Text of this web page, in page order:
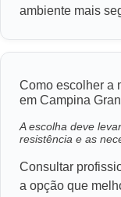
ambiente mais
Como escolher a
em Campina
A escolha deve
resistência e as
Consultar
a opção que